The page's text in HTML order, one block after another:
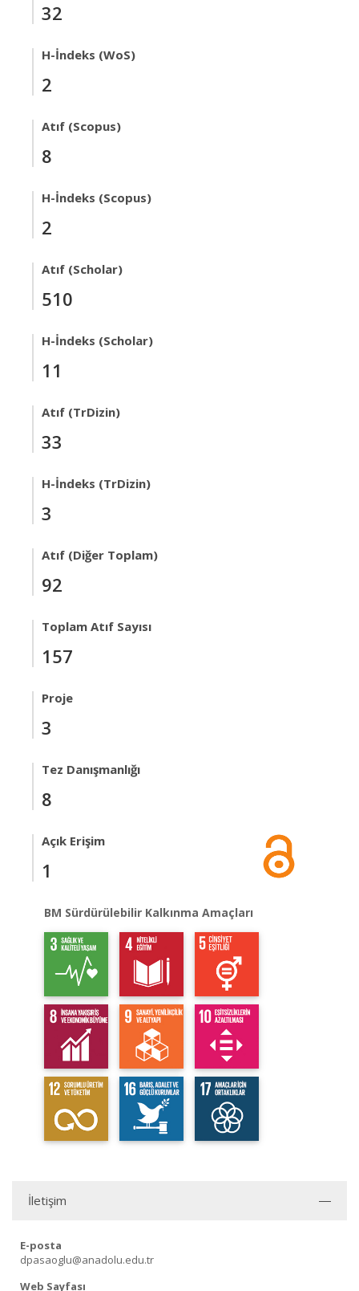
32
H-İndeks (WoS)
2
Atıf (Scopus)
8
H-İndeks (Scopus)
2
Atıf (Scholar)
510
H-İndeks (Scholar)
11
Atıf (TrDizin)
33
H-İndeks (TrDizin)
3
Atıf (Diğer Toplam)
92
Toplam Atıf Sayısı
157
Proje
3
Tez Danışmanlığı
8
Açık Erişim
1
BM Sürdürülebilir Kalkınma Amaçları
İletişim
E-posta
dpasaoglu@anadolu.edu.tr
Web Sayfası